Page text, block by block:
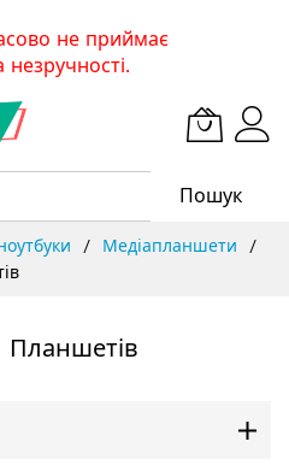
не приймає
Пошук
Медіапланшети
Планшетів